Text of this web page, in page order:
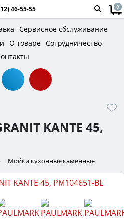
46-55-55 0
Сервисное обслуживание
О товаре Сотрудничество
KANTE 45,
Мойки кухонные каменные